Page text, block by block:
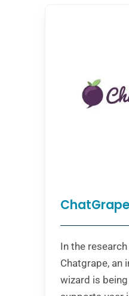
ChatGrape
In the
Chatgrape, an
wizard is